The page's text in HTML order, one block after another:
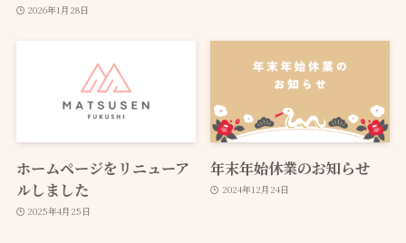
2026年1月28日
ホームページをリニューア
ルしました
2025年4月25日
年末年始休業のお知らせ
2024年12月24日